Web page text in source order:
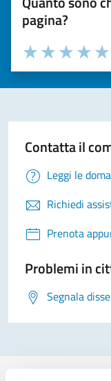
pagina?
Valuta la chiarezza
Seleziona il
Valuta
Valuta 3
Valuta 2 stelle
Valuta 1 stelle su 5
Contatta il
Leggi le
Richiedi
Prenota
Problemi in
Segnala